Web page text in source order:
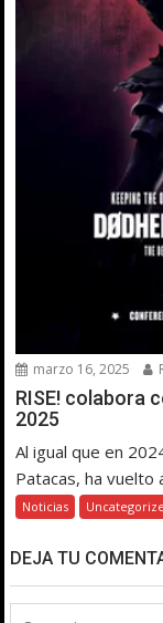
marzo 16, 2025
RISE! colabora
2025
Al igual que en
Patacas, ha vuelto
Noticias
DEJA TU